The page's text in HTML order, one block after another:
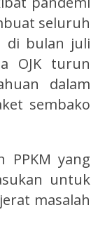
seluruh
di bulan juli
OJK turun
dalam
sembako
PPKM yang
untuk
masalah